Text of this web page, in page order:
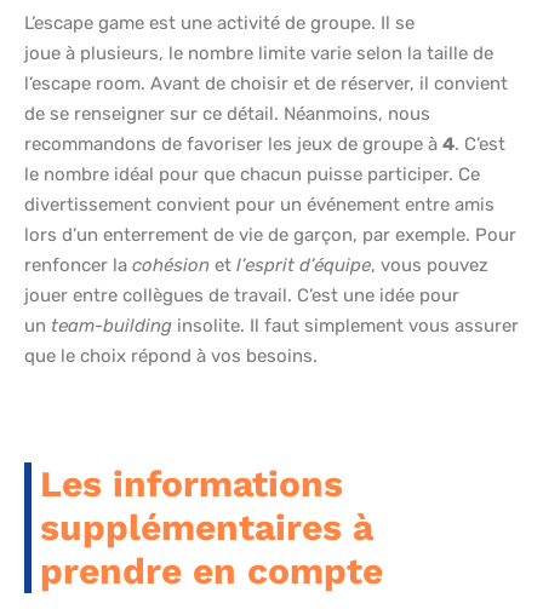
L’escape game est une activité de groupe. Il se
joue à plusieurs, le nombre limite varie selon la taille de
l’escape room. Avant de choisir et de réserver, il convient
de se renseigner sur ce détail. Néanmoins, nous
recommandons de favoriser les jeux de groupe à 4. C’est
le nombre idéal pour que chacun puisse participer. Ce
divertissement convient pour un événement entre amis
lors d’un enterrement de vie de garçon, par exemple. Pour
renfoncer la cohésion et l’esprit d’équipe, vous pouvez
jouer entre collègues de travail. C’est une idée pour
un team-building insolite. Il faut simplement vous assurer
que le choix répond à vos besoins.
Les informations
supplémentaires à
prendre en compte